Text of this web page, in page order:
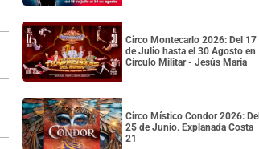
Circo Montecarlo 2026: Del 17
de Julio hasta el 30 Agosto en
Círculo Militar - Jesús María
Circo Místico Condor 2026: Del
25 de Junio. Explanada Costa
21